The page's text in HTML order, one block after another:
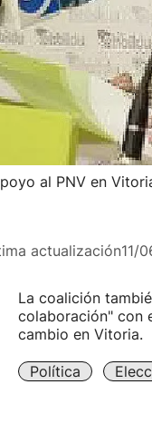
al PNV en
actualización11/
La coalición
colaboración" con
cambio en Vitoria.
Política